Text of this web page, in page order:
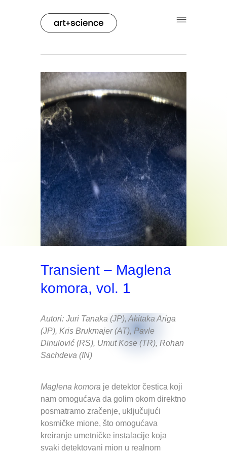
Transient – Maglena
komora, vol. 1
Autori: Juri Tanaka (JP), Akitaka Ariga
(JP), Kris Brukmajer (AT), Pavle
Dinulović (RS), Umut Kose (TR), Rohan
Sachdeva (IN)
Maglena komora je detektor čestica koji
nam omogućava da golim okom direktno
posmatramo zračenje, uključujući
kosmičke mione, što omogućava
kreiranje umetničke instalacije koja
svaki detektovani mion u realnom